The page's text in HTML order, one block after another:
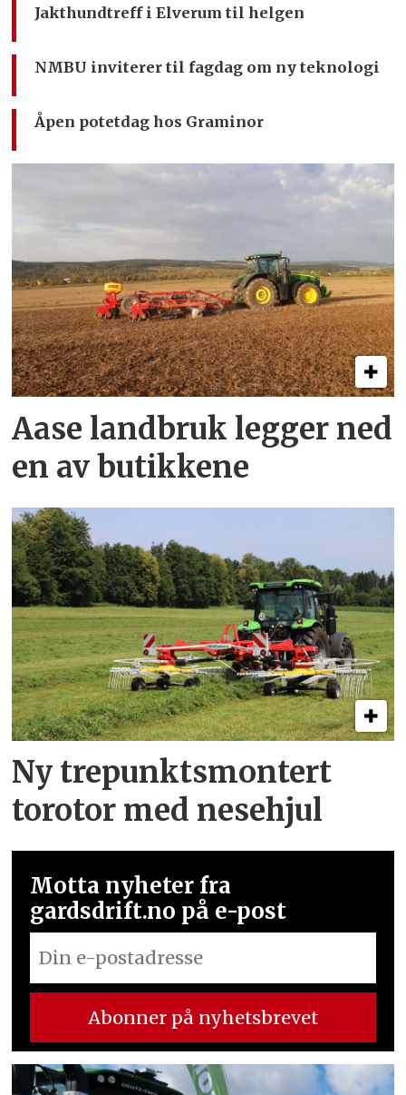
Jakthundtreff i Elverum til helgen
NMBU inviterer til fagdag om ny teknologi
Åpen potetdag hos Graminor
Aase landbruk legger ned
en av butikkene
Ny trepunkts­montert
torotor med nesehjul
Motta nyheter fra
gardsdrift.no på e-post